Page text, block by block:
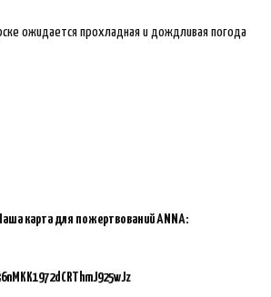
ожидается прохладная и дождливая погода
Наша карта для пожертвований ANNA: